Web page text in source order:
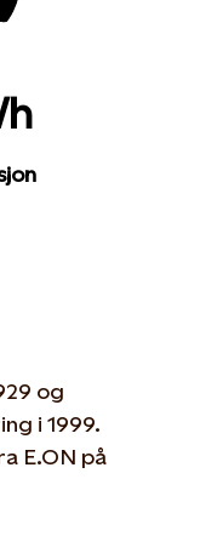
og
i 1999.
E.ON på